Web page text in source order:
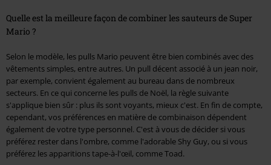
Quelle est la meilleure façon de combiner les sauteurs de Super
Mario ?
Selon le modèle, les pulls Mario peuvent être bien combinés avec des
vêtements simples, entre autres. Un pull décent associé à un jean noir,
par exemple, convient également au bureau dans de nombreux
secteurs. En ce qui concerne les pulls de Noël, la règle suivante
s'applique bien sûr : plus ils sont voyants, mieux c'est. En fin de compte,
cependant, vos préférences en matière de combinaison dépendent
également de votre type personnel. C'est à vous de décider si vous
préférez rester dans l'ombre, comme l'adorable Shy Guy, ou si vous
préférez les apparitions tape-à-l'œil, comme Toad.